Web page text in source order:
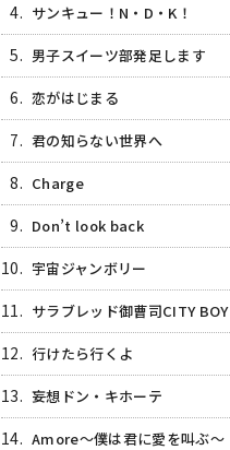
4. サンキュー！N・D・K！
5. 男子スイーツ部発足します
6. 恋がはじまる
7. 君の知らない世界へ
8. Charge
9. Don’t look back
10. 宇宙ジャンボリー
11. サラブレッド御曹司CITY BOY
12. 行けたら行くよ
13. 妄想ドン・キホーテ
14. Amore〜僕は君に愛を叫ぶ〜